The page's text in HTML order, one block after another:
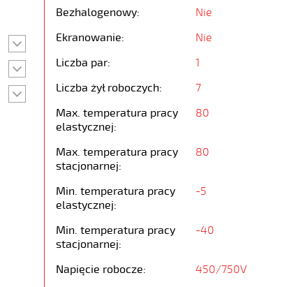
Bezhalogenowy:
Nie
Ekranowanie:
Nie
Liczba par:
1
Liczba żył roboczych:
7
Max. temperatura pracy
elastycznej:
80
Max. temperatura pracy
stacjonarnej:
80
Min. temperatura pracy
elastycznej:
-5
Min. temperatura pracy
stacjonarnej:
-40
Napięcie robocze:
450/750V